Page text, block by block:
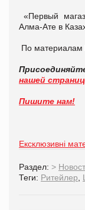
«Первый
Алма-Ате в
По материалам
нашей
Пишите нам!
Ексклюзивні
Раздел: >
Теги: Ритейлер